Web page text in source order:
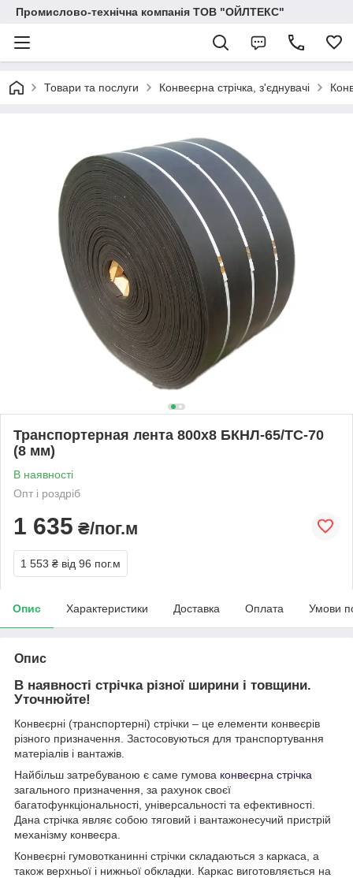
Промислово-технічна компанія ТОВ "ОЙЛТЕКС"
Товари та послуги Конвеєрна стрічка, з'єднувачі
Транспортерная лента 800х8 БКНЛ-65/ТС-70
(8 мм)
В наявності
Опт і роздріб
1 635 ₴/пог.м
1 553 ₴ від 96 пог.м
Опис Характеристики Доставка Оплата Умови
Опис
В наявності стрічка різної ширини і товщини.
Уточнюйте!
Конвеєрні (транспортерні) стрічки – це елементи конвеєрів
різного призначення. Застосовуються для транспортування
матеріалів і вантажів.
Найбільш затребуваною є саме гумова конвеєрна стрічка
загального призначення, за рахунок своєї
багатофункціональності, універсальності та ефективності.
Дана стрічка являє собою тяговий і вантажонесучий пристрій
механізму конвеєра.
Конвеєрні гумовотканинні стрічки складаються з каркаса, а
також верхньої і нижньої обкладки. Каркас виготовляється на